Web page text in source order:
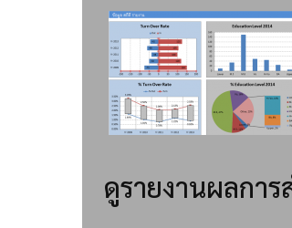
ดูรายงานผลกา